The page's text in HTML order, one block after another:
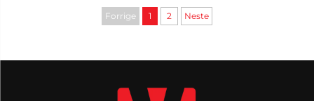
Forrige 1 2 Neste